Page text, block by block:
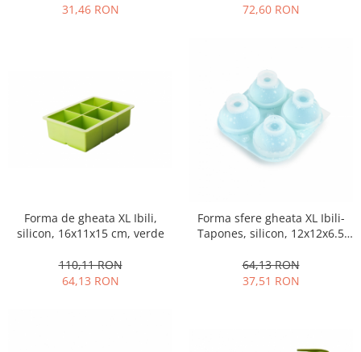
Organizatoare frigider
Etajere
Rafturi
Decojitoare fructe si legume
Perii si bureti
31,46 RON
72,60 RON
Forma de gheata XL Ibili,
silicon, 16x11x15 cm, verde
110,11 RON
64,13 RON
Forma sfere gheata XL Ibili-
Tapones, silicon, 12x12x6.5
64,13 RON
37,51 RON